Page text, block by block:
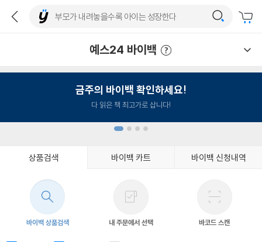
예스24 바이백
금주의 바이백 확인하세요!
다 읽은 책 최고가로 삽니다!
상품검색 바이백 카트 바이백 신청내역
바이백 상품검색 내 주문에서 선택 바코드 스캔